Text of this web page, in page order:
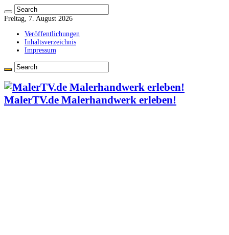
Freitag, 7. August 2026
Veröffentlichungen
Inhaltsverzeichnis
Impressum
MalerTV.de Malerhandwerk erleben!